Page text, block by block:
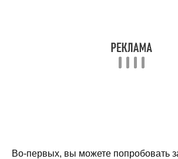
Во-первых, вы можете попробовать